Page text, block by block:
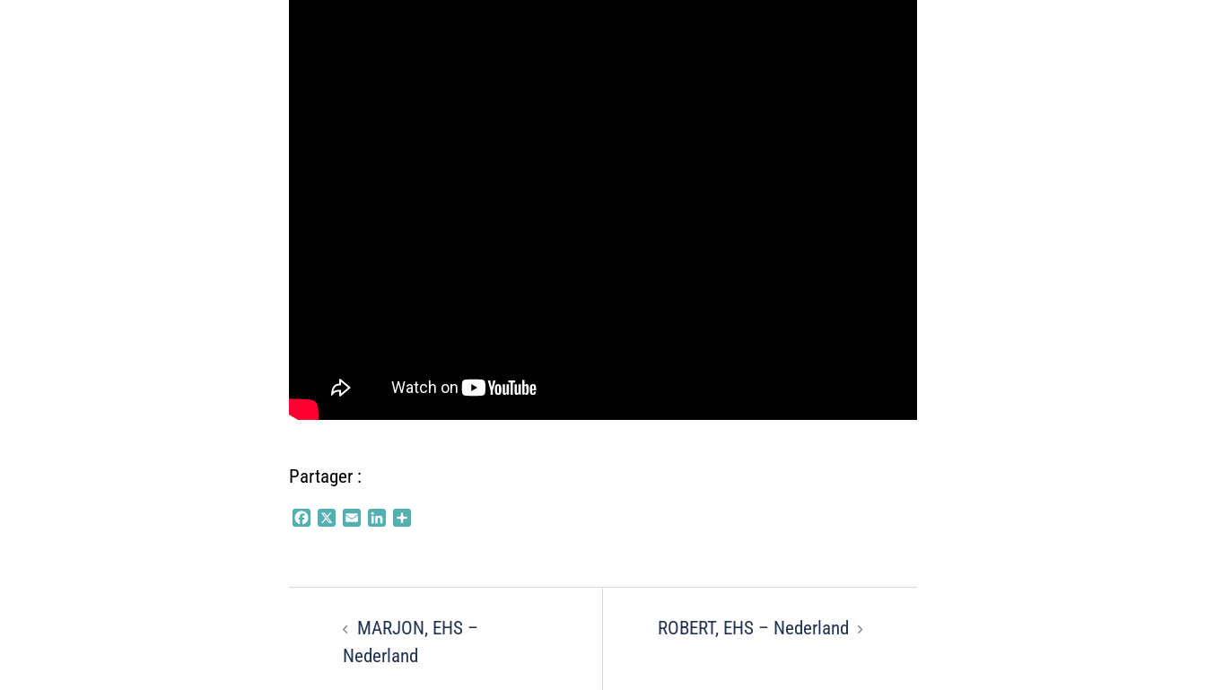
Partager :
Facebook Email LinkedIn
Navigation
d’article
MARJON, EHS –
Nederland
ROBERT, EHS – Nederland